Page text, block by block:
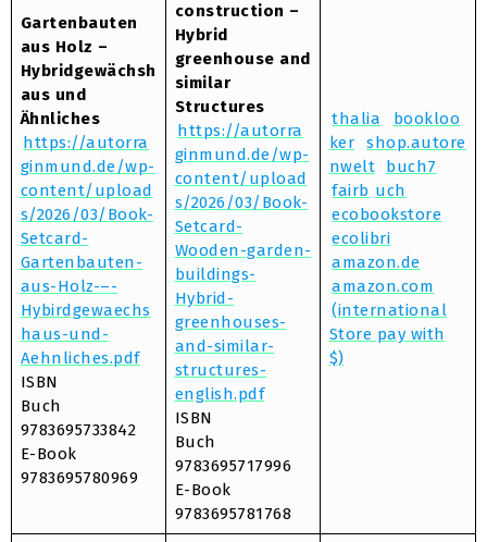
Gartenbauten
aus Holz –
Hybridgewächsh
aus und
Ähnliches
https://autorra
ginmund.de/wp-
content/upload
s/2026/03/Book-
Setcard-
Gartenbauten-
aus-Holz-–-
Hybirdgewaechs
haus-und-
Aehnliches.pdf
ISBN
Buch
9783695733842
E-Book
9783695780969
construction –
Hybrid
greenhouse and
similar
Structures
https://autorra
ginmund.de/wp-
content/upload
s/2026/03/Book-
Setcard-
Wooden-garden-
buildings-
Hybrid-
greenhouses-
and-similar-
structures-
english.pdf
ISBN
Buch
9783695717996
E-Book
9783695781768
thalia
bookloo
ker
shop.autore
nwelt
buch7
fairb uch
ecobookstore
ecolibri
amazon.de
amazon.com
(international
Store pay with
$)